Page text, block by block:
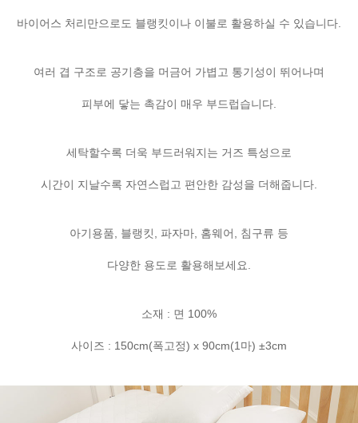
바이어스 처리만으로도 블랭킷이나 이불로 활용하실 수 있습니다.
여러 겹 구조로 공기층을 머금어 가볍고 통기성이 뛰어나며
피부에 닿는 촉감이 매우 부드럽습니다.
세탁할수록 더욱 부드러워지는 거즈 특성으로
시간이 지날수록 자연스럽고 편안한 감성을 더해줍니다.
아기용품, 블랭킷, 파자마, 홈웨어, 침구류 등
다양한 용도로 활용해보세요.
소재 : 면 100%
사이즈 : 150cm(폭고정) x 90cm(1마) ±3cm